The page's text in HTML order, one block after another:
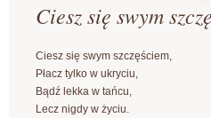
Ciesz się swym
Ciesz się swym szczęściem,
Płacz tylko w ukryciu,
Bądź lekka w tańcu,
Lecz nigdy w życiu.